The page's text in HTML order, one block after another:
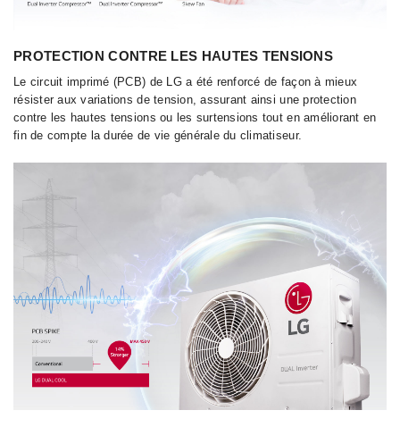
PROTECTION CONTRE LES HAUTES TENSIONS
Le circuit imprimé (PCB) de LG a été renforcé de façon à mieux
résister aux variations de tension, assurant ainsi une protection
contre les hautes tensions ou les surtensions tout en améliorant en
fin de compte la durée de vie générale du climatiseur.